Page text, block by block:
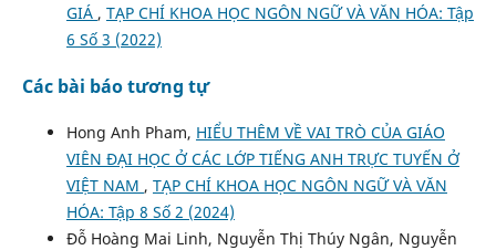
GIÁ , TẠP CHÍ KHOA HỌC NGÔN NGỮ VÀ VĂN HÓA: Tập
6 Số 3 (2022)
Các bài báo tương tự
Hong Anh Pham, HIỂU THÊM VỀ VAI TRÒ CỦA GIÁO
VIÊN ĐẠI HỌC Ở CÁC LỚP TIẾNG ANH TRỰC TUYẾN Ở
VIỆT NAM , TẠP CHÍ KHOA HỌC NGÔN NGỮ VÀ VĂN
HÓA: Tập 8 Số 2 (2024)
Đỗ Hoàng Mai Linh, Nguyễn Thị Thúy Ngân, Nguyễn